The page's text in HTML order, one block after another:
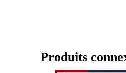
Produits